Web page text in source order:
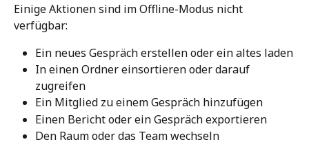
Einige Aktionen sind im Offline-Modus nicht
verfügbar:
Ein neues Gespräch erstellen oder ein altes laden
In einen Ordner einsortieren oder darauf
zugreifen
Ein Mitglied zu einem Gespräch hinzufügen
Einen Bericht oder ein Gespräch exportieren
Den Raum oder das Team wechseln